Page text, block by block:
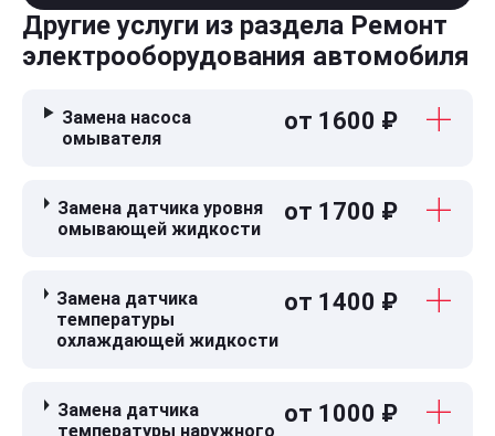
Другие услуги из раздела Ремонт
электрооборудования автомобиля
Замена насоса
омывателя
от 1600 ₽
Замена датчика уровня
омывающей жидкости
от 1700 ₽
Замена датчика
температуры
охлаждающей жидкости
от 1400 ₽
Замена датчика
температуры наружного
от 1000 ₽